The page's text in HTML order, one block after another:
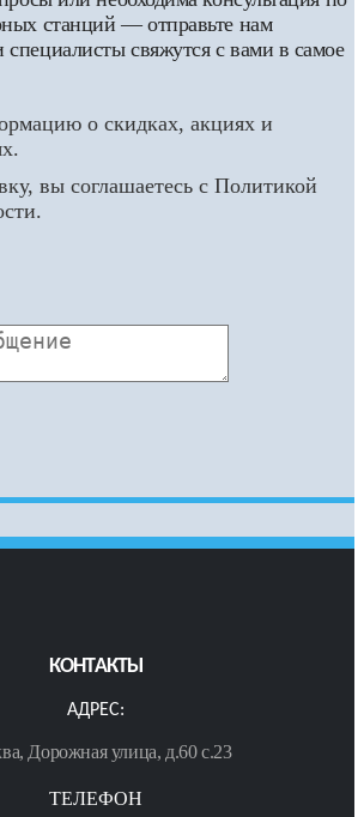
станций — отправьте нам
свяжутся с вами в самое
о скидках, акциях и
вы соглашаетесь с Политикой
КОНТАКТЫ
АДРЕС:
Дорожная улица, д.60 с.23
ТЕЛЕФОН